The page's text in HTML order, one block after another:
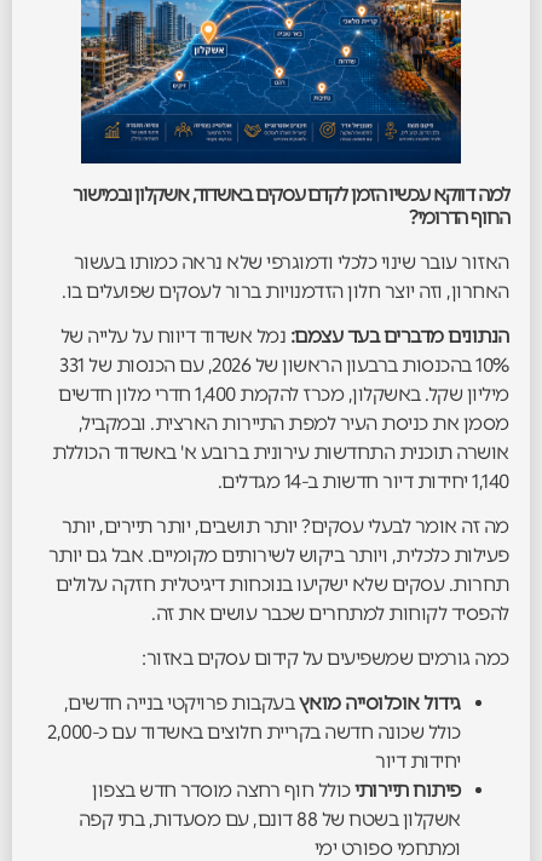
למה דווקא עכשיו הזמן לקדם עסקים באשדוד, אשקלון ובמישור
החוף הדרומי?
האזור עובר שינוי כלכלי ודמוגרפי שלא נראה כמותו בעשור
האחרון, וזה יוצר חלון הזדמנויות ברור לעסקים שפועלים בו.
הנתונים מדברים בעד עצמם: נמל אשדוד דיווח על עלייה של
10% בהכנסות ברבעון הראשון של 2026, עם הכנסות של 331
מיליון שקל. באשקלון, מכרז להקמת 1,400 חדרי מלון חדשים
מסמן את כניסת העיר למפת התיירות הארצית. ובמקביל,
אושרה תוכנית התחדשות עירונית ברובע א' באשדוד הכוללת
1,140 יחידות דיור חדשות ב-14 מגדלים.
מה זה אומר לבעלי עסקים? יותר תושבים, יותר תיירים, יותר
פעילות כלכלית, ויותר ביקוש לשירותים מקומיים. אבל גם יותר
תחרות. עסקים שלא ישקיעו בנוכחות דיגיטלית חזקה עלולים
להפסיד לקוחות למתחרים שכבר עושים את זה.
כמה גורמים שמשפיעים על קידום עסקים באזור:
גידול אוכלוסייה מואץבעקבות פרויקטי בנייה חדשים,
כולל שכונה חדשה בקריית חלוצים באשדוד עם כ-2,000
יחידות דיור
פיתוח תיירותיכולל חוף רחצה מוסדר חדש בצפון
אשקלון בשטח של 88 דונם, עם מסעדות, בתי קפה
ומתחמי ספורט ימי